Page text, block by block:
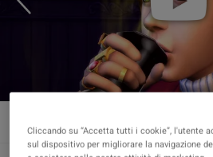
Cliccando su “Accetta tutti i cookie”, l'utente
sul dispositivo per migliorare la navigazione